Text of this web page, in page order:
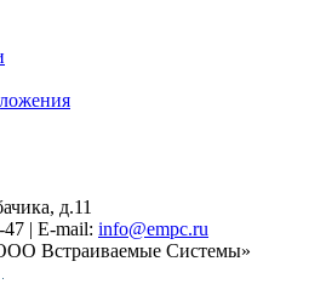
д.11
47 | E-mail: info@empc.ru
Встраиваемые Системы»